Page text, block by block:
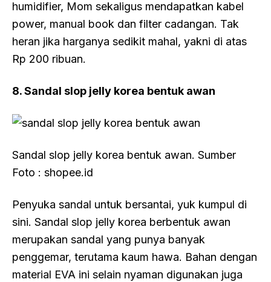
humidifier, Mom sekaligus mendapatkan kabel
power, manual book dan filter cadangan. Tak
heran jika harganya sedikit mahal, yakni di atas
Rp 200 ribuan.
8. Sandal slop jelly korea bentuk awan
Sandal slop jelly korea bentuk awan. Sumber
Foto : shopee.id
Penyuka sandal untuk bersantai, yuk kumpul di
sini. Sandal slop jelly korea berbentuk awan
merupakan sandal yang punya banyak
penggemar, terutama kaum hawa. Bahan dengan
material EVA ini selain nyaman digunakan juga